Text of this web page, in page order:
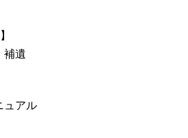
遺
アル